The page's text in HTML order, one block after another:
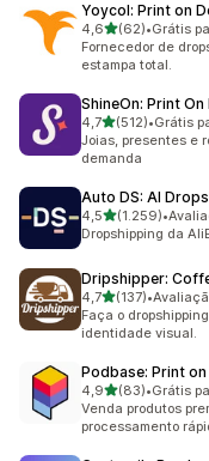
Yoycol: Print on
4,6de 5 estrelas
(62)
62 avaliações ao
•Grátis
Fornecedor de
estampa total.
ShineOn: Print On
4,7de 5 estrelas
(512)
512 avaliações ao
•Grátis
Joias, presentes e
demanda
Auto DS: AI
4,5de 5 estrelas
(1.259)
1259 avaliações ao
•
Dropshipping da
Dripshipper:
4,7de 5 estrelas
(137)
137 avaliações ao
•
Faça o
identidade visual.
Podbase: Print on
4,9de 5 estrelas
(83)
83 avaliações ao
•Grátis
Venda produtos
processamento